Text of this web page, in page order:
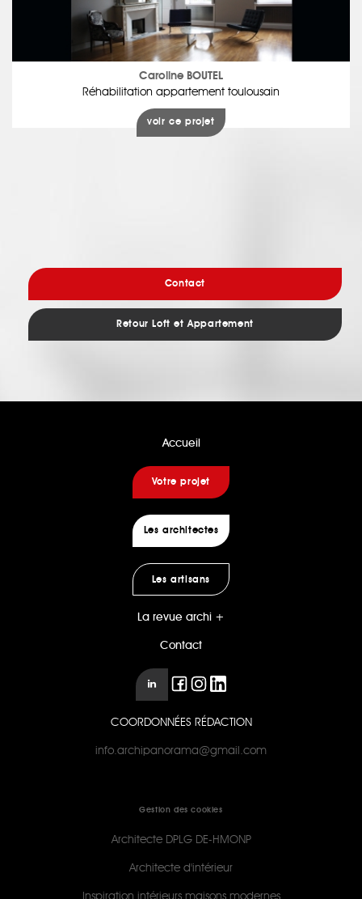
Caroline BOUTEL
Réhabilitation appartement toulousain
voir ce projet
Contact
Retour Loft et Appartement
Accueil
Votre projet
Les architectes
Les artisans
La revue archi +
Contact
COORDONNÉES RÉDACTION
info.archipanorama@gmail.com
Gestion des cookies
Architecte DPLG DE-HMONP
Architecte d'intérieur
Inspiration intérieurs maisons modernes